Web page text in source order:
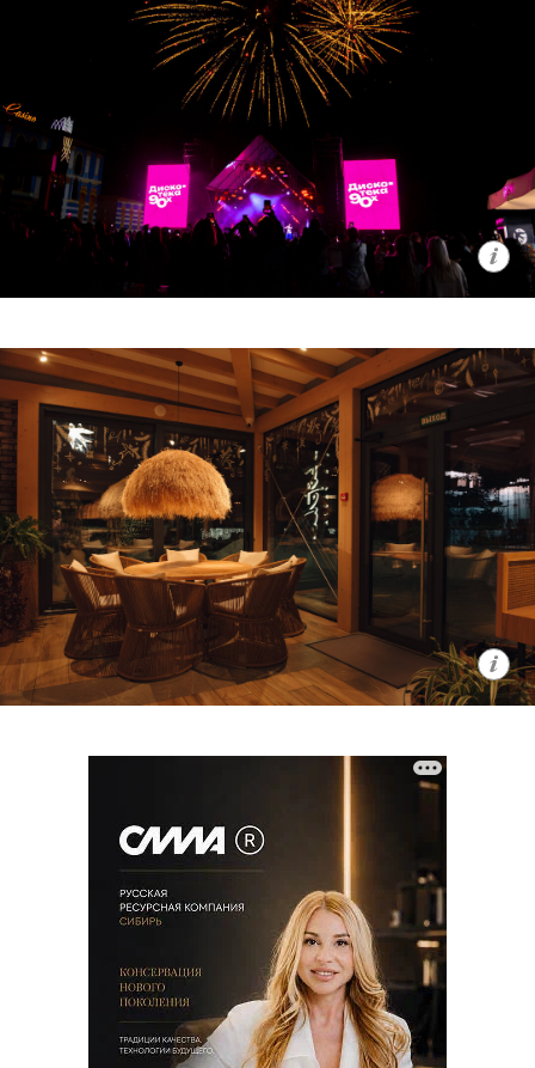
Курорт «Сибирская монета» проведет
ежегодный музыкальный фестиваль Altai
Palace Fest
В этом году фестиваль пройдет в
формате дискотеки 90-х. На
центральной площади курорта
открытым небом с профессиональным
световым и звуковым оборудованием
мощностью более 50 000 Вт.
Хедлайнерами Altai Palace Fest станут
группа «Русский размер», проект
«Поднимаем Руки Вверх» с Алексеем
Потехиным, группа «Воровайки» и DJ
Rublev.